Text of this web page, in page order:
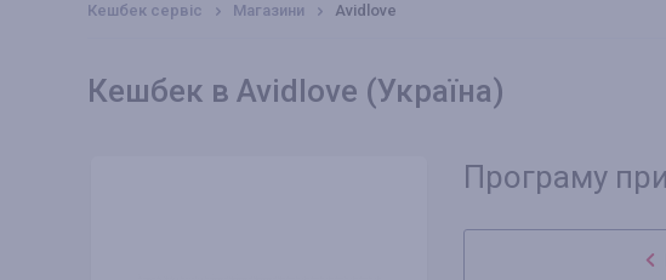
Кешбек сервіс Магазини Avidlove
Кешбек в Avidlove (Україна)
Програму